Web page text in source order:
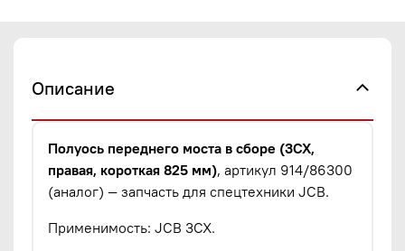
Описание
Полуось переднего моста в сборе (3CX,
правая, короткая 825 мм), артикул 914/86300
(аналог) — запчасть для спецтехники JCB.
Применимость: JCB 3CX.